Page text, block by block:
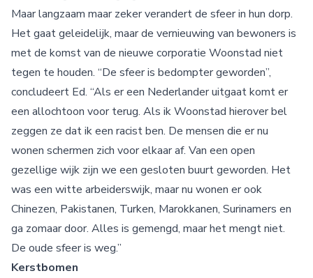
Maar langzaam maar zeker verandert de sfeer in hun dorp.
Het gaat geleidelijk, maar de vernieuwing van bewoners is
met de komst van de nieuwe corporatie Woonstad niet
tegen te houden. “De sfeer is bedompter geworden”,
concludeert Ed. “Als er een Nederlander uitgaat komt er
een allochtoon voor terug. Als ik Woonstad hierover bel
zeggen ze dat ik een racist ben. De mensen die er nu
wonen schermen zich voor elkaar af. Van een open
gezellige wijk zijn we een gesloten buurt geworden. Het
was een witte arbeiderswijk, maar nu wonen er ook
Chinezen, Pakistanen, Turken, Marokkanen, Surinamers en
ga zomaar door. Alles is gemengd, maar het mengt niet.
De oude sfeer is weg.”
Kerstbomen